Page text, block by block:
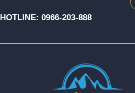
HOTLINE: 0966-203-888